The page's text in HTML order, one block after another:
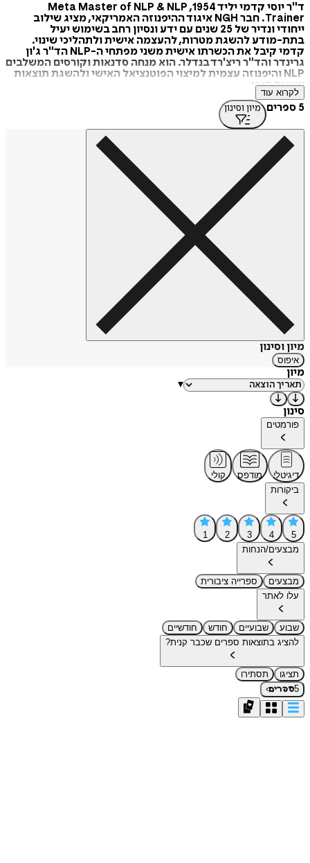
ד"ר יוסי קדמי יליד 1954, Meta Master of NLP & NLP
Trainer. חבר NGH איגוד ההיפנוזה האמריקאי, מציג שילוב
ייחודי ונדיר של 25 שנים עם ידע ונסיון רחב בשימוש יעיל
בתת-מודע להשגת מטרות, להעצמה אישית ולתהליכי שינוי.
קדמי קיבל את הכשרתו אישית משני מפתחי ה-NLP הד"ר ג'ון
גרינדר והד"ר ריצ'רד בנדלר. הוא מנחה סדנאות וקורסים המשלבים
NLP והיפנוזה עצמית למיצוי הפוטנציאל האישי ולהשגת תוצאות
יוצאות דופן.
לקרוא עוד
5 ספרים מיון וסינון
מיון וסינון
איפוס
מיון
▾
סינון
פורמטים
דיגיטלי מודפס
קולי
ביקורות
5
4
3
2
1
מבצעים/הנחות
מבצעים
ספרייה ציבורית
עלו לאתר
שבוע שבועיים חודש
חודשיים
להציג בתוצאות ספרים שכבר קנית?
תציגו
תסתירו
5ספרים›